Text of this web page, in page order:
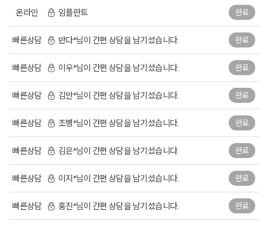
온라인 임플란트 완료
빠른상담 반다*님이 간편 상담을 남기셨습니다. 완료
빠른상담 이우*님이 간편 상담을 남기셨습니다. 완료
빠른상담 김만*님이 간편 상담을 남기셨습니다. 완료
빠른상담 조병*님이 간편 상담을 남기셨습니다. 완료
빠른상담 김은*님이 간편 상담을 남기셨습니다. 완료
빠른상담 이지*님이 간편 상담을 남기셨습니다. 완료
빠른상담 홍진*님이 간편 상담을 남기셨습니다. 완료